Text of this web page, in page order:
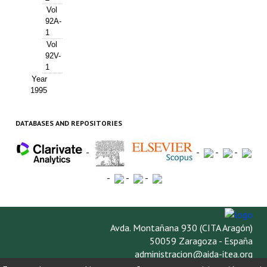
Vol
92A-
1
Vol
92V-
1
Year
1995
DATABASES AND REPOSITORIES
- - - -
- - -
Avda. Montañana 930 (CITA Aragón)
50059 Zaragoza - España
administracion@aida-itea.org